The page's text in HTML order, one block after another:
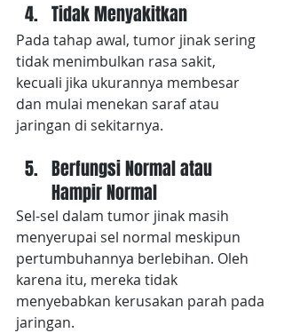
Tidak Menyakitkan
Pada tahap awal, tumor jinak sering
tidak menimbulkan rasa sakit,
kecuali jika ukurannya membesar
dan mulai menekan saraf atau
jaringan di sekitarnya.
Berfungsi Normal atau
Hampir Normal
Sel-sel dalam tumor jinak masih
menyerupai sel normal meskipun
pertumbuhannya berlebihan. Oleh
karena itu, mereka tidak
menyebabkan kerusakan parah pada
jaringan.